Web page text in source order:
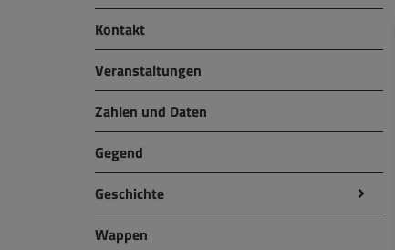
Kontakt
Veranstaltungen
Zahlen und Daten
Gegend
Geschichte
Wappen